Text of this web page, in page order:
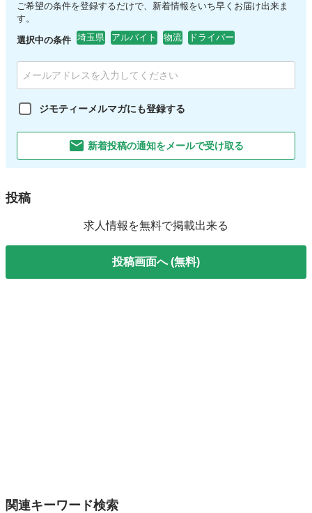
ご希望の条件を登録するだけで、新着情報をいち早くお届け出来ま
す。
選択中の条件 埼玉県 アルバイト 物流 ドライバー
ジモティーメルマガにも登録する
新着投稿の通知をメールで受け取る
投稿
求人情報を無料で掲載出来る
投稿画面へ (無料)
関連キーワード検索